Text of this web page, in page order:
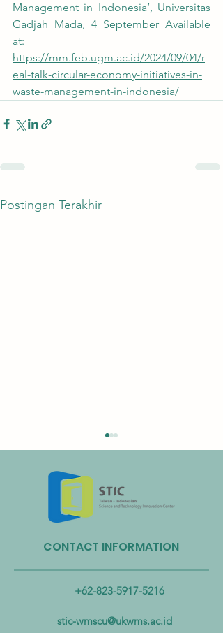
Management in Indonesia’, Universitas
Gadjah Mada, 4 September Available
at:
https://mm.feb.ugm.ac.id/2024/09/04/r
eal-talk-circular-economy-initiatives-in-
waste-management-in-indonesia/
Postingan Terakhir
Taiwan Perkuat Kemitraan
Lintas Kementerian untuk
Mengatasi Pencemaran
hingga Laut
CONTACT INFORMATION
+62-823-5917-5216
stic-wmscu@ukwms.ac.id